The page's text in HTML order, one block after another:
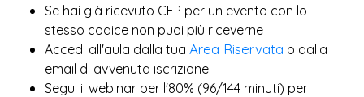
Se hai già ricevuto CFP per un evento con lo
stesso codice non puoi più riceverne
Accedi all'aula dalla tua Area Riservata o dalla
email di avvenuta iscrizione
Segui il webinar per l'80% (96/144 minuti) per